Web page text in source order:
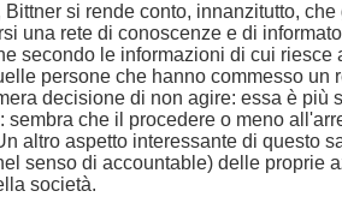
si rende conto, innanzitutto,
una rete di conoscenze e di
secondo le informazioni di cui
persone che hanno commesso
decisione di non agire: essa è più
sembra che il procedere o meno
altro aspetto interessante di questo
senso di accountable) delle proprie
società.